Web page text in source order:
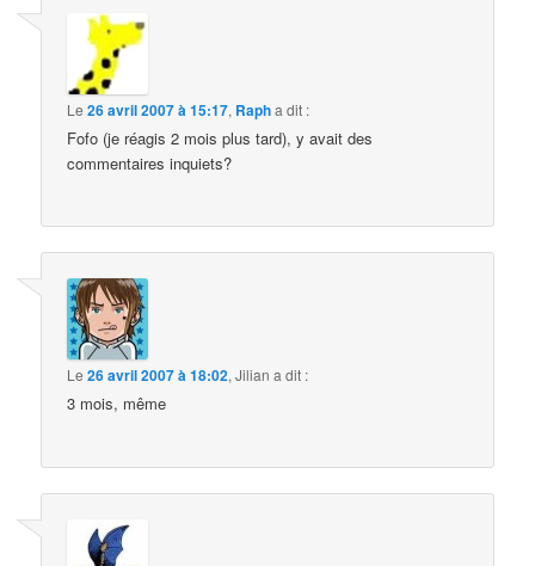
Le26 avril 2007 à 15:17, Rapha dit :
Fofo (je réagis 2 mois plus tard), y avait des
commentaires inquiets?
Le26 avril 2007 à 18:02,Jilian a dit :
3 mois, même